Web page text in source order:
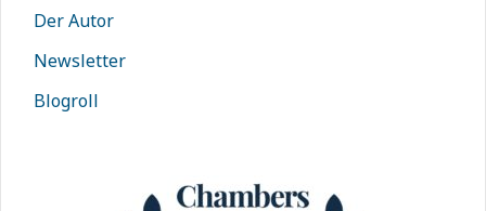
Der Autor
Newsletter
Blogroll